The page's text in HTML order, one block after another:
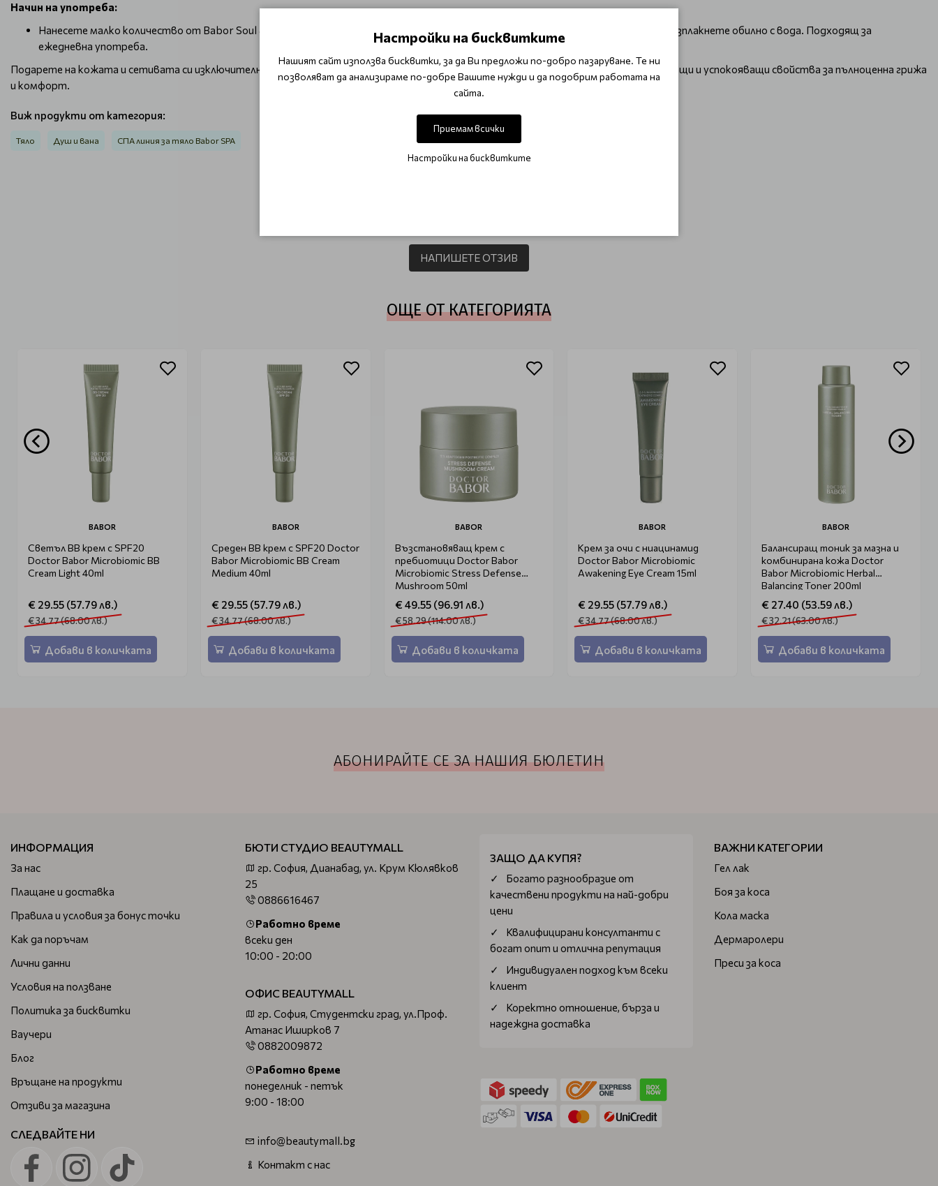
Начин на употреба:
Нанесете малко количество от Babor Soul & Body Wash Grounding върху влажна кожа, разпенете с леки масажни движения и изплакнете обилно с вода. Подходящ за
ежедневна употреба.​
Подарете на кожата и сетивата си изключителна грижа с този
душ гел от Babor
, който комбинира нежно почистване с балансиращи и успокояващи свойства за пълноценна грижа
и комфорт.
Виж продукти от категория:
Тяло Душ и вана СПА линия за тяло Babor SPA
НАПИШЕТЕ ОТЗИВ
ОЩЕ ОТ КАТЕГОРИЯТА
BABOR
Светъл ВВ крем с SPF20
Doctor Babor Microbiomic BB
Cream Light 40ml
€ 29.55 (57.79 лв.)
€ 34.77 (68.00 лв.)
Добави в количката
BABOR
Среден ВВ крем с SPF20 Doctor
Babor Microbiomic BB Cream
Medium 40ml
€ 29.55 (57.79 лв.)
€ 34.77 (68.00 лв.)
Добави в количката
BABOR
Възстановяващ крем с
пребиотици Doctor Babor
Microbiomic Stress Defense
Mushroom 50ml
€ 49.55 (96.91 лв.)
€ 58.29 (114.00 лв.)
Добави в количката
BABOR
Крем за очи с ниацинамид
Doctor Babor Microbiomic
Awakening Eye Cream 15ml
€ 29.55 (57.79 лв.)
€ 34.77 (68.00 лв.)
Добави в количката
BABOR
Балансиращ тоник за мазна и
комбинирана кожа Doctor
Babor Microbiomic Herbal
Balancing Toner 200ml
€ 27.40 (53.59 лв.)
€ 32.21 (63.00 лв.)
Добави в количката
АБОНИРАЙТЕ СЕ ЗА НАШИЯ БЮЛЕТИН
ИНФОРМАЦИЯ
За нас
Плащане и доставка
Правила и условия за бонус точки
Как да поръчам
Лични данни
Условия на ползване
Политика за бисквитки
Ваучери
Блог
Връщане на продукти
Отзиви за магазина
СЛЕДВАЙТЕ НИ
БЮТИ СТУДИО BEAUTYMALL
гр. София, Дианабад, ул. Крум Кюлявков
25
0886616467
Работно време
всеки ден
10:00 - 20:00
ОФИС BEAUTYMALL
гр. София, Студентски град, ул.Проф.
Атанас Иширков 7
0882009872
Работно време
понеделник - петък
9:00 - 18:00
info@beautymall.bg
Контакт с нас
ЗАЩО ДА КУПЯ?
Богатo разнообразие от
качествени продукти на най-добри
цени
Квалифицирани консултанти с
богат опит и отлична репутация
Индивидуален подход към всеки
клиент
Коректно отношение, бърза и
надеждна доставка
ВАЖНИ КАТЕГОРИИ
Гел лак
Боя за коса
Кола маска
Дермаролери
Преси за коса
Настройки на бисквитките
Нашият сайт използва бисквитки, за да Ви предложи по-добро пазаруване. Те ни
позволяват да анализираме по-добре Вашите нужди и да подобрим работата на
сайта.
Приемам всички
Настройки на бисквитките